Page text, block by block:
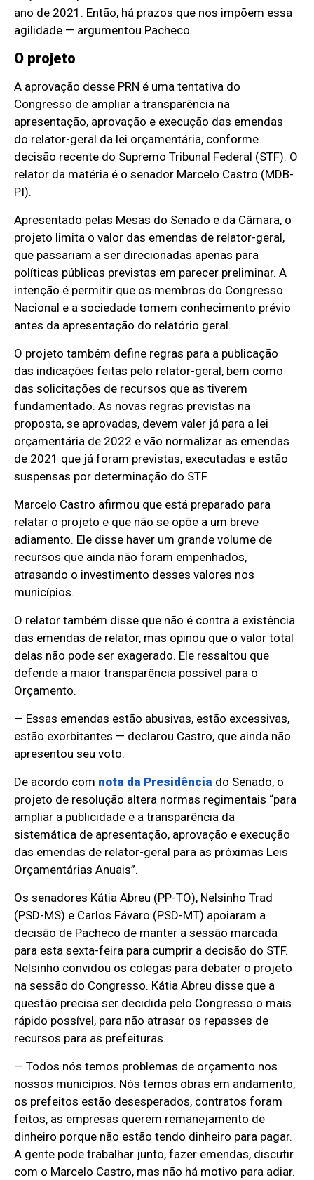
ano de 2021. Então, há prazos que nos impõem essa
agilidade — argumentou Pacheco.
O projeto
A aprovação desse PRN é uma tentativa do
Congresso de ampliar a transparência na
apresentação, aprovação e execução das emendas
do relator-geral da lei orçamentária, conforme
decisão recente do Supremo Tribunal Federal (STF). O
relator da matéria é o senador Marcelo Castro (MDB-
PI).
Apresentado pelas Mesas do Senado e da Câmara, o
projeto limita o valor das emendas de relator-geral,
que passariam a ser direcionadas apenas para
políticas públicas previstas em parecer preliminar. A
intenção é permitir que os membros do Congresso
Nacional e a sociedade tomem conhecimento prévio
antes da apresentação do relatório geral.
O projeto também define regras para a publicação
das indicações feitas pelo relator-geral, bem como
das solicitações de recursos que as tiverem
fundamentado. As novas regras previstas na
proposta, se aprovadas, devem valer já para a lei
orçamentária de 2022 e vão normalizar as emendas
de 2021 que já foram previstas, executadas e estão
suspensas por determinação do STF.
Marcelo Castro afirmou que está preparado para
relatar o projeto e que não se opõe a um breve
adiamento. Ele disse haver um grande volume de
recursos que ainda não foram empenhados,
atrasando o investimento desses valores nos
municípios.
O relator também disse que não é contra a existência
das emendas de relator, mas opinou que o valor total
delas não pode ser exagerado. Ele ressaltou que
defende a maior transparência possível para o
Orçamento.
— Essas emendas estão abusivas, estão excessivas,
estão exorbitantes — declarou Castro, que ainda não
apresentou seu voto.
De acordo com nota da Presidência do Senado, o
projeto de resolução altera normas regimentais “para
ampliar a publicidade e a transparência da
sistemática de apresentação, aprovação e execução
das emendas de relator-geral para as próximas Leis
Orçamentárias Anuais”.
Os senadores Kátia Abreu (PP-TO), Nelsinho Trad
(PSD-MS) e Carlos Fávaro (PSD-MT) apoiaram a
decisão de Pacheco de manter a sessão marcada
para esta sexta-feira para cumprir a decisão do STF.
Nelsinho convidou os colegas para debater o projeto
na sessão do Congresso. Kátia Abreu disse que a
questão precisa ser decidida pelo Congresso o mais
rápido possível, para não atrasar os repasses de
recursos para as prefeituras.
— Todos nós temos problemas de orçamento nos
nossos municípios. Nós temos obras em andamento,
os prefeitos estão desesperados, contratos foram
feitos, as empresas querem remanejamento de
dinheiro porque não estão tendo dinheiro para pagar.
A gente pode trabalhar junto, fazer emendas, discutir
com o Marcelo Castro, mas não há motivo para adiar.